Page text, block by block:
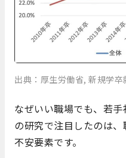
出典：厚生労働省, 新規学
なぜいい職場でも、若
の研究で注目したのは
不安要素です。